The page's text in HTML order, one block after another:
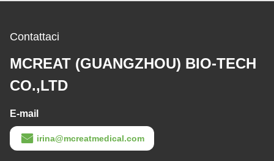
Contattaci
MCREAT (GUANGZHOU) BIO-TECH
CO.,LTD
E-mail
irina@mcreatmedical.com